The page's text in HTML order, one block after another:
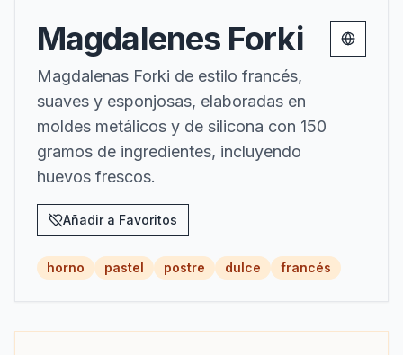
Magdalenes Forki
Magdalenas Forki de estilo francés,
suaves y esponjosas, elaboradas en
moldes metálicos y de silicona con 150
gramos de ingredientes, incluyendo
huevos frescos.
Añadir a Favoritos
Change
horno pastel postre dulce francés